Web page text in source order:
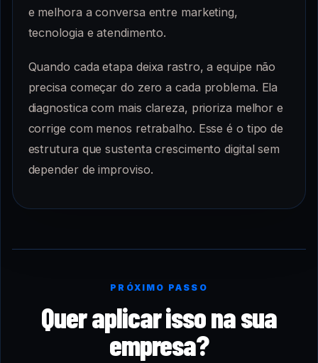
e melhora a conversa entre marketing,
tecnologia e atendimento.
Quando cada etapa deixa rastro, a equipe não
precisa começar do zero a cada problema. Ela
diagnostica com mais clareza, prioriza melhor e
corrige com menos retrabalho. Esse é o tipo de
estrutura que sustenta crescimento digital sem
depender de improviso.
PRÓXIMO PASSO
Quer aplicar isso na sua
empresa?